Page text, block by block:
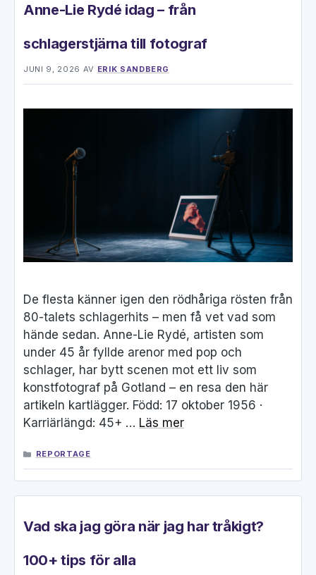
Anne-Lie Rydé idag – från
schlagerstjärna till fotograf
JUNI 9, 2026 AV ERIK SANDBERG
De flesta känner igen den rödhåriga rösten från
80-talets schlagerhits – men få vet vad som
hände sedan. Anne-Lie Rydé, artisten som
under 45 år fyllde arenor med pop och
schlager, har bytt scenen mot ett liv som
konstfotograf på Gotland – en resa den här
artikeln kartlägger. Född: 17 oktober 1956 ·
Karriärlängd: 45+ … Läs mer
KATEGORIER
REPORTAGE
Vad ska jag göra när jag har tråkigt?
100+ tips för alla